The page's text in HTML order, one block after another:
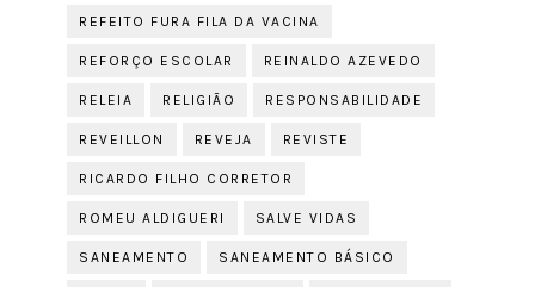
REFEITO FURA FILA DA VACINA
REFORÇO ESCOLAR REINALDO AZEVEDO
RELEIA RELIGIÃO RESPONSABILIDADE
REVEILLON REVEJA REVISTE
RICARDO FILHO CORRETOR
ROMEU ALDIGUERI SALVE VIDAS
SANEAMENTO SANEAMENTO BÁSICO